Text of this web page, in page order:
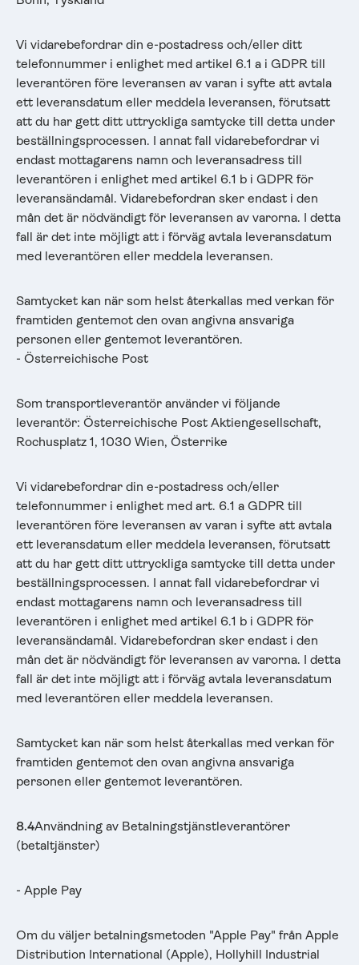
Vi vidarebefordrar din e-postadress och/eller ditt
telefonnummer i enlighet med artikel 6.1 a i GDPR till
leverantören före leveransen av varan i syfte att avtala
ett leveransdatum eller meddela leveransen, förutsatt
att du har gett ditt uttryckliga samtycke till detta under
beställningsprocessen. I annat fall vidarebefordrar vi
endast mottagarens namn och leveransadress till
leverantören i enlighet med artikel 6.1 b i GDPR för
leveransändamål. Vidarebefordran sker endast i den
mån det är nödvändigt för leveransen av varorna. I detta
fall är det inte möjligt att i förväg avtala leveransdatum
med leverantören eller meddela leveransen.
Samtycket kan när som helst återkallas med verkan för
framtiden gentemot den ovan angivna ansvariga
personen eller gentemot leverantören.
- Österreichische Post
Som transportleverantör använder vi följande
leverantör: Österreichische Post Aktiengesellschaft,
Rochusplatz 1, 1030 Wien, Österrike
Vi vidarebefordrar din e-postadress och/eller
telefonnummer i enlighet med art. 6.1 a GDPR till
leverantören före leveransen av varan i syfte att avtala
ett leveransdatum eller meddela leveransen, förutsatt
att du har gett ditt uttryckliga samtycke till detta under
beställningsprocessen. I annat fall vidarebefordrar vi
endast mottagarens namn och leveransadress till
leverantören i enlighet med artikel 6.1 b i GDPR för
leveransändamål. Vidarebefordran sker endast i den
mån det är nödvändigt för leveransen av varorna. I detta
fall är det inte möjligt att i förväg avtala leveransdatum
med leverantören eller meddela leveransen.
Samtycket kan när som helst återkallas med verkan för
framtiden gentemot den ovan angivna ansvariga
personen eller gentemot leverantören.
8.4Användning av Betalningstjänstleverantörer
(betaltjänster)
- Apple Pay
Om du väljer betalningsmetoden "Apple Pay" från Apple
Distribution International (Apple), Hollyhill Industrial